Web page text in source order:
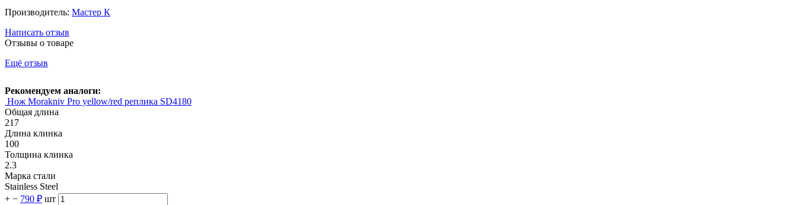
Производитель: Мастер К
Написать отзыв
Отзывы о товаре
Ещё отзыв
Рекомендуем аналоги:
Нож Morakniv Pro yellow/red реплика SD4180
Общая длина
217
Длина клинка
100
Толщина клинка
2.3
Марка стали
Stainless Steel
+ − 790 ₽ шт